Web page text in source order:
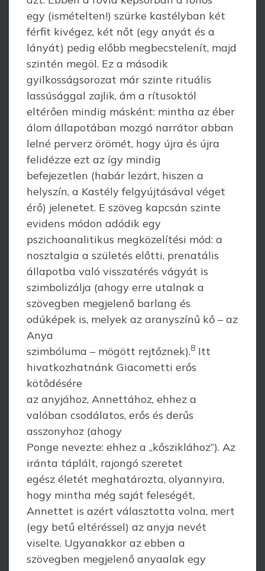
egy (ismételten!) szürke kastélyban két
férfit kivégez, két nőt (egy anyát és a
lányát) pedig előbb megbecstelenít, majd
szintén megöl. Ez a második
gyilkosságsorozat már szinte rituális
lassúsággal zajlik, ám a rítusoktól
eltérően mindig másként: mintha az éber
álom állapotában mozgó narrátor abban
lelné perverz örömét, hogy újra és újra
felidézze ezt az így mindig
befejezetlen (habár lezárt, hiszen a
helyszín, a Kastély felgyújtásával véget
érő) jelenetet. E szöveg kapcsán szinte
evidens módon adódik egy
pszichoanalitikus megközelítési mód: a
nosztalgia a születés előtti, prenatális
állapotba való visszatérés vágyát is
szimbolizálja (ahogy erre utalnak a
szövegben megjelenő barlang és
odúképek is, melyek az aranyszínű kő – az
Anya
szimbóluma – mögött rejtőznek).8 Itt
hivatkozhatnánk Giacometti erős
kötődésére
az anyjához, Annettához, ehhez a
valóban csodálatos, erős és derűs
asszonyhoz (ahogy
Ponge nevezte: ehhez a „kősziklához”). Az
iránta táplált, rajongó szeretet
egész életét meghatározta, olyannyira,
hogy mintha még saját feleségét,
Annettet is azért választotta volna, mert
(egy betű eltéréssel) az anyja nevét
viselte. Ugyanakkor az ebben a
szövegben megjelenő anyaalak egy